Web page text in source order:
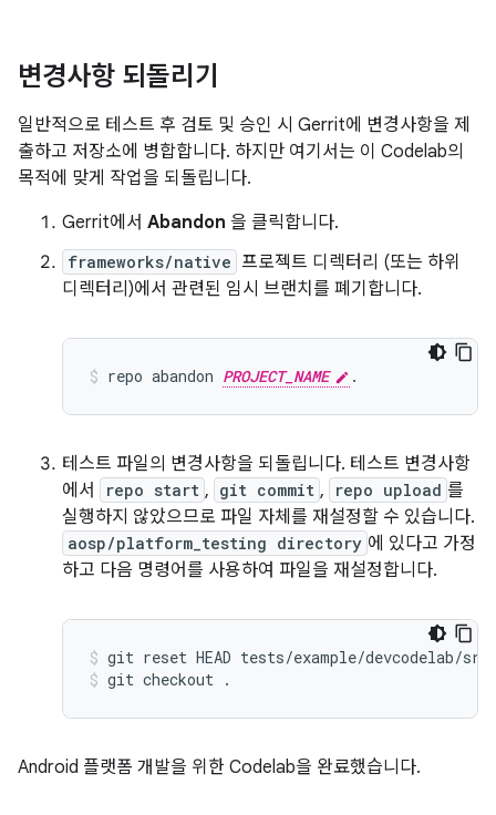
변경사항 되돌리기
일반적으로 테스트 후 검토 및 승인 시 Gerrit에 변경사항을 제
출하고 저장소에 병합합니다. 하지만 여기서는 이 Codelab의
목적에 맞게 작업을 되돌립니다.
Gerrit에서 Abandon 을 클릭합니다.
frameworks/native 프로젝트 디렉터리 (또는 하위
디렉터리)에서 관련된 임시 브랜치를 폐기합니다.
repo abandon PROJECT_NAME .
테스트 파일의 변경사항을 되돌립니다. 테스트 변경사항
에서
repo start , git commit , repo upload 를
실행하지 않았으므로 파일 자체를 재설정할 수 있습니다.
aosp/platform_testing directory 에 있다고 가정
하고 다음 명령어를 사용하여 파일을 재설정합니다.
git reset HEAD tests/example/devcodelab/
git checkout .
Android 플랫폼 개발을 위한 Codelab을 완료했습니다.